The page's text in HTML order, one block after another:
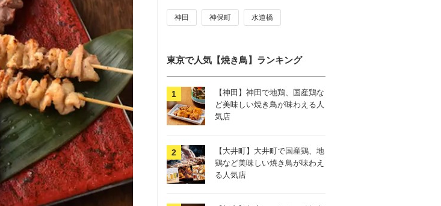
神田 神保町 水道橋
東京で人気【焼き鳥】ランキング
【神田】神田で地鶏、国産鶏な
ど美味しい焼き鳥が味わえる人
気店
【大井町】大井町で国産鶏、地
鶏など美味しい焼き鳥が味わえ
る人気店